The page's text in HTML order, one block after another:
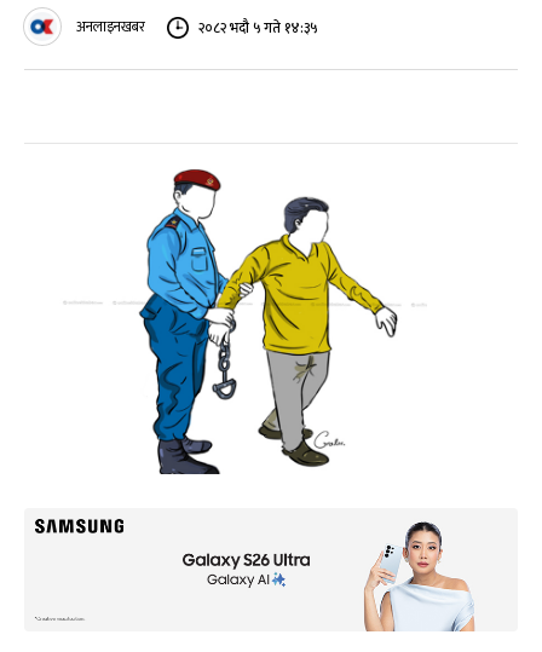
अनलाइनखबर २०८२ भदौ ५ गते १४:३५